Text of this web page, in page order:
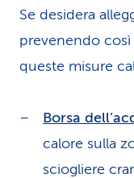
Se desidera
prevenendo
queste misure
Borsa
calore sulla
sciogliere